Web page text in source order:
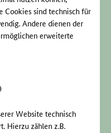
Cookies sind technisch für
Andere dienen der
erweiterte
Website technisch
Hierzu zählen z.B.